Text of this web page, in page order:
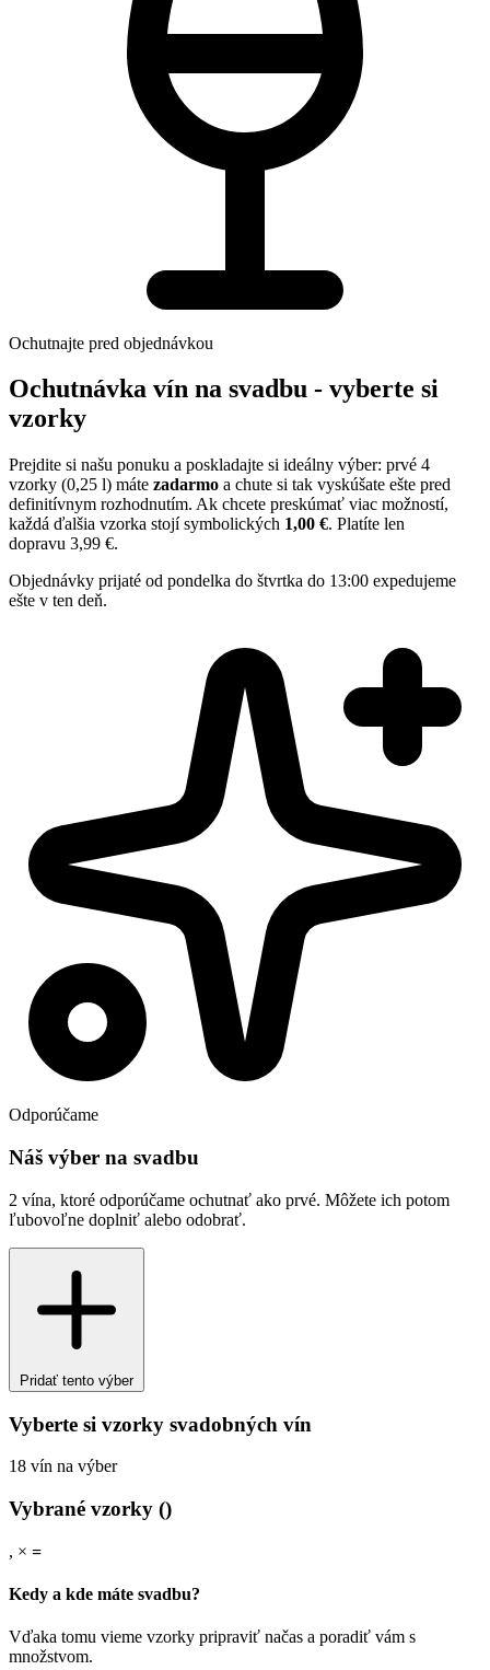
Ochutnajte pred objednávkou
Ochutnávka vín na svadbu - vyberte si
vzorky
Prejdite si našu ponuku a poskladajte si ideálny výber: prvé 4
vzorky (0,25 l) máte zadarmo a chute si tak vyskúšate ešte pred
definitívnym rozhodnutím. Ak chcete preskúmať viac možností,
každá ďalšia vzorka stojí symbolických 1,00 €. Platíte len
dopravu 3,99 €.
Objednávky prijaté od pondelka do štvrtka do 13:00 expedujeme
ešte v ten deň.
Odporúčame
Náš výber na svadbu
2 vína, ktoré odporúčame ochutnať ako prvé. Môžete ich potom
ľubovoľne doplniť alebo odobrať.
Pridať tento výber
Vyberte si vzorky svadobných vín
18 vín na výber
Vybrané vzorky ()
, × =
Kedy a kde máte svadbu?
Vďaka tomu vieme vzorky pripraviť načas a poradiť vám s
množstvom.